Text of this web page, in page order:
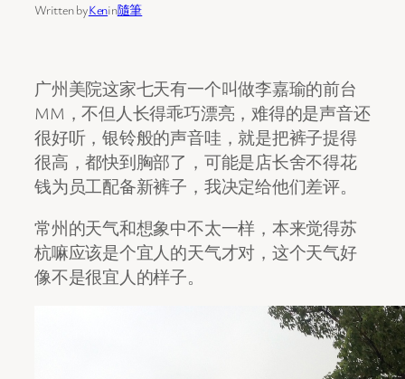
Written byKenin隨筆
广州美院这家七天有一个叫做李嘉瑜的前台
MM，不但人长得乖巧漂亮，难得的是声音还
很好听，银铃般的声音哇，就是把裤子提得
很高，都快到胸部了，可能是店长舍不得花
钱为员工配备新裤子，我决定给他们差评。
常州的天气和想象中不太一样，本来觉得苏
杭嘛应该是个宜人的天气才对，这个天气好
像不是很宜人的样子。